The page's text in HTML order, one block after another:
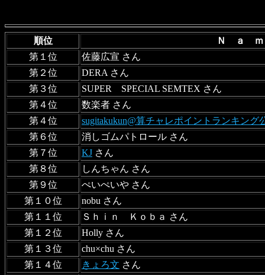
順位
Ｎ ａ
第１位
佐藤広宣 さん
第２位
DERA さん
第３位
SUPER SPECIAL SEMTEX さん
第４位
数楽者 さん
第４位
sugitakukun@算チャレポイントランキング
第６位
消しゴムパトロール さん
第７位
KJ さん
第８位
しんちゃん さん
第９位
ぺいぺいや さん
第１０位
nobu さん
第１１位
Ｓｈｉｎ Ｋｏｂａ さん
第１２位
Holly さん
第１３位
chu×chu さん
第１４位
きょろ文 さん